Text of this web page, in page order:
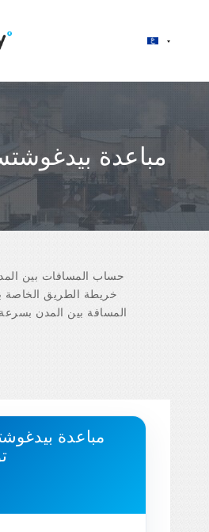
مباعدة
حساب المسافات بين
خريطة الطريق الخاصة
المسافة بين المدن
مباعدة